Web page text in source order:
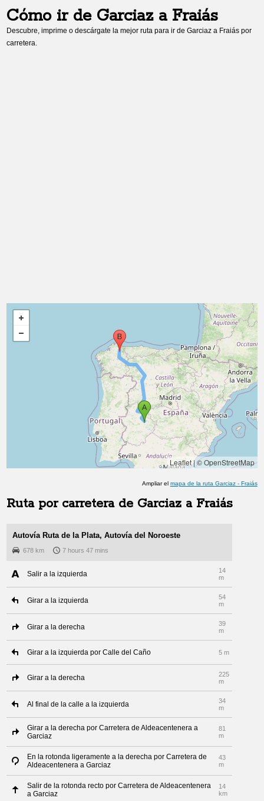
Cómo ir de Garciaza Fraiás
Descubre, imprime o descárgate la mejor ruta para ir deGarciaz a Fraiás por
carretera.
Leaflet|© OpenStreetMap
Ampliar el mapa de la ruta Garciaz- Fraiás
Ruta por carretera de Garciaz a Fraiás
Autovía Ruta de la Plata, Autovía del Noroeste
678 km 7 hours 47 mins
Salir a la izquierda
14
m
Girar a la izquierda
54
m
Girar a la derecha
39
m
Girar a la izquierda por Calle del Caño 5 m
Girar a la derecha
225
m
Al final de la calle a la izquierda
34
m
Girar a la derecha por Carretera de Aldeacentenera a
Garciaz
81
m
En la rotonda ligeramente a la derecha por Carretera de
Aldeacentenera a Garciaz
43
m
Salir de la rotonda recto por Carretera de Aldeacentenera
a Garciaz
14
km